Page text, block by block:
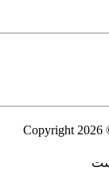
Copyright 2026